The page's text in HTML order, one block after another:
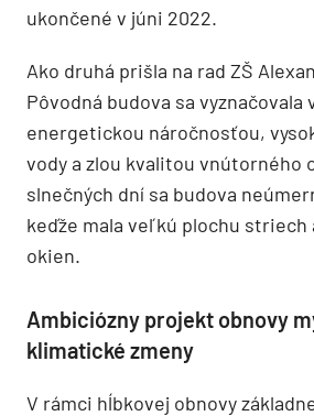
ukončené v júni 2022.
Ako druhá prišla na rad ZŠ
Pôvodná budova sa vyznačovala
energetickou náročnosťou,
vody a zlou kvalitou vnútorného
slnečných dní sa budova
keďže mala veľkú plochu striech
okien.
Ambiciózny projekt obnovy
klimatické zmeny
V rámci hĺbkovej obnovy